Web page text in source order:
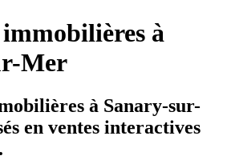
immobilières à
Mer
à Sanary-sur-
en ventes interactives